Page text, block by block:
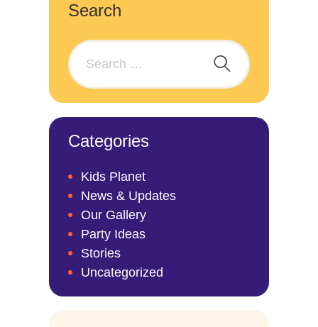
Search
Categories
Kids Planet
News & Updates
Our Gallery
Party Ideas
Stories
Uncategorized